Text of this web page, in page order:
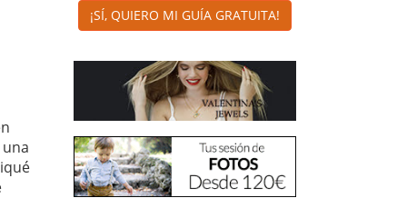
¡SÍ, QUIERO MI GUÍA GRATUITA!